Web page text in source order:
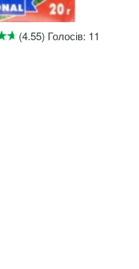
(4.55) Голосів: 11